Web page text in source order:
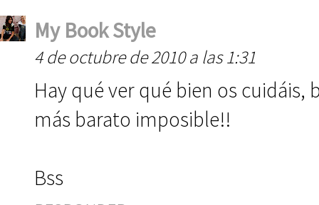
My Book Style
4 de octubre de 2010 a las 1:31
Hay qué ver qué bien os
más barato imposible!!
Bss